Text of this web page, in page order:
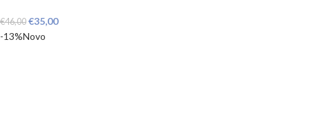
€46,00 €35,00
-13%Novo